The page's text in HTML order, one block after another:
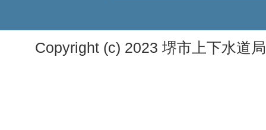
Copyright (c) 2023 堺市上下水道